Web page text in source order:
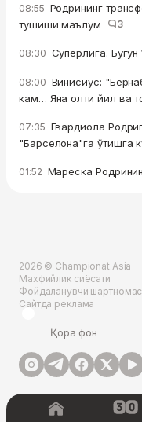
08:55 Родрининг
тушиши маълум
3
08:30 Суперлига.
08:00 Винисиус:
кам… Яна олти йил ва
07:35 Гвардиола
"Барселона"га ўтишга
01:52 Мареска
2026 © Championat.Asia
Махфийлик сиёсати
Фойдаланувчи
Сайтда реклама
Қора фон